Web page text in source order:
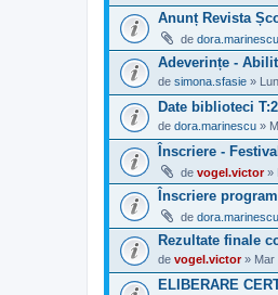
Anunț Revista
de dora.marinescu
Adeverințe -
de simona.sfasie »
Date biblioteci
de dora.marinescu »
Înscriere -
de vogel.victor»
Înscriere
de dora.marinescu
Rezultate finale
de vogel.victor» Mar
ELIBERARE